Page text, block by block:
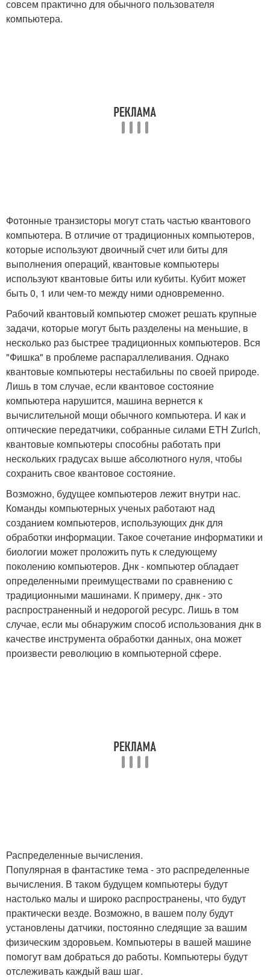
совсем практично для обычного пользователя
компьютера.
Фотонные транзисторы могут стать частью квантового
компьютера. В отличие от традиционных компьютеров,
которые используют двоичный счет или биты для
выполнения операций, квантовые компьютеры
используют квантовые биты или кубиты. Кубит может
быть 0, 1 или чем-то между ними одновременно.
Рабочий квантовый компьютер сможет решать крупные
задачи, которые могут быть разделены на меньшие, в
несколько раз быстрее традиционных компьютеров. Вся
"Фишка" в проблеме распараллеливания. Однако
квантовые компьютеры нестабильны по своей природе.
Лишь в том случае, если квантовое состояние
компьютера нарушится, машина вернется к
вычислительной мощи обычного компьютера. И как и
оптические передатчики, собранные силами ETH Zurich,
квантовые компьютеры способны работать при
нескольких градусах выше абсолютного нуля, чтобы
сохранить свое квантовое состояние.
Возможно, будущее компьютеров лежит внутри нас.
Команды компьютерных ученых работают над
созданием компьютеров, использующих днк для
обработки информации. Такое сочетание информатики и
биологии может проложить путь к следующему
поколению компьютеров. Днк - компьютер обладает
определенными преимуществами по сравнению с
традиционными машинами. К примеру, днк - это
распространенный и недорогой ресурс. Лишь в том
случае, если мы обнаружим способ использования днк в
качестве инструмента обработки данных, она может
произвести революцию в компьютерной сфере.
Распределенные вычисления.
Популярная в фантастике тема - это распределенные
вычисления. В таком будущем компьютеры будут
настолько малы и широко распространены, что будут
практически везде. Возможно, в вашем полу будут
установлены датчики, постоянно следящие за вашим
физическим здоровьем. Компьютеры в вашей машине
помогут вам добраться до работы. Компьютеры будут
отслеживать каждый ваш шаг.